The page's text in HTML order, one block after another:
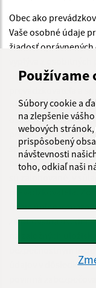
Používame
Súbory cookie a
na zlepšenie
webových
prispôsobený
návštevnosti
toho, odkiaľ naši
Obec ako
Vaše osobné údaje
žiadosť
uchovávané
nevyhnutnú na
osobným údajom
prevádzkovateľom
spracúvajú na
bezpečnostnou
prevádzkovateľa.
údaje úplne
zálohovania
na záložných
údajov v dôsledku